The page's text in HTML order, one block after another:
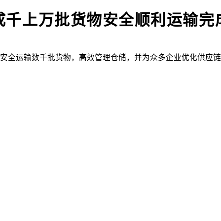
千上万批货物安全顺利运输完
全运输数千批货物，高效管理仓储，并为众多企业优化供应